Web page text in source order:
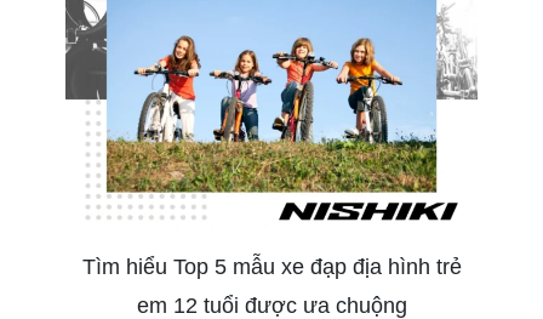
Tìm hiểu Top 5 mẫu xe đạp địa hình trẻ
em 12 tuổi được ưa chuộng